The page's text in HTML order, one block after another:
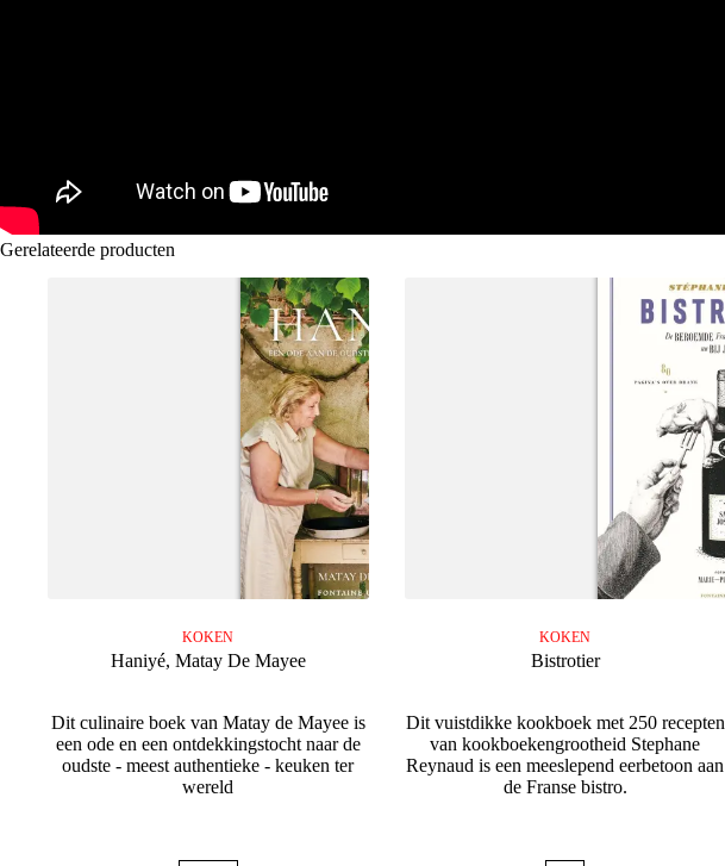
Gerelateerde producten
KOKEN
Haniyé, Matay De Mayee
Dit culinaire boek van Matay de Mayee is
een ode en een ontdekkingstocht naar de
oudste - meest authentieke - keuken ter
wereld
KOKEN
Bistrotier
Dit vuistdikke kookboek met 250 recepten
van kookboekengrootheid Stephane
Reynaud is een meeslepend eerbetoon aan
de Franse bistro.